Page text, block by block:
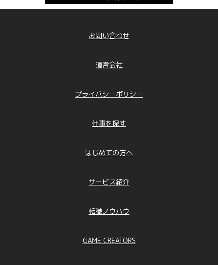
お問い合わせ
運営会社
プライバシーポリシー
仕事を探す
はじめての方へ
サービス紹介
転職ノウハウ
GAME CREATORS